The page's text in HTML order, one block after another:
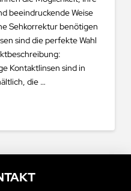
beeindruckende Weise
Sehkorrektur benötigen
sind die perfekte Wahl
Kontaktlinsen sind in
die …